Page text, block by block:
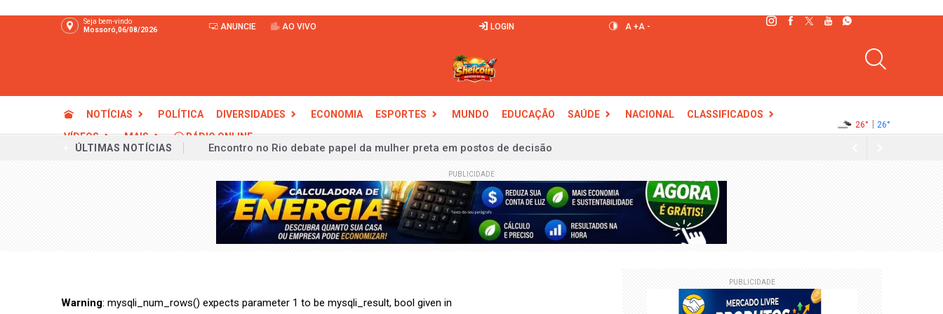
Seja bem-vindo
Mossoró,06/08/2026
ANUNCIE AO VIVO LOGIN A +A -
NOTÍCIAS POLÍTICA DIVERSIDADES ECONOMIA ESPORTES MUNDO EDUCAÇÃO SAÚDE NACIONAL
CLASSIFICADOS
VÍDEOS
MAIS RÁDIO ONLINE
26° 26°
ÚLTIMAS NOTÍCIAS
Encontro no Rio debate papel da mulher preta em postos de decisão
Acordo regulamenta trabalho no comércio em feriados
Mega-Sena não tem ganhador; prêmio sobe para R$ 62 milhões
Reciprocidade não é retaliação nem "olho por olho", diz Alckmin
PUBLICIDADE
Warning: mysqli_num_rows() expects parameter 1 to be mysqli_result, bool given in
PUBLICIDADE